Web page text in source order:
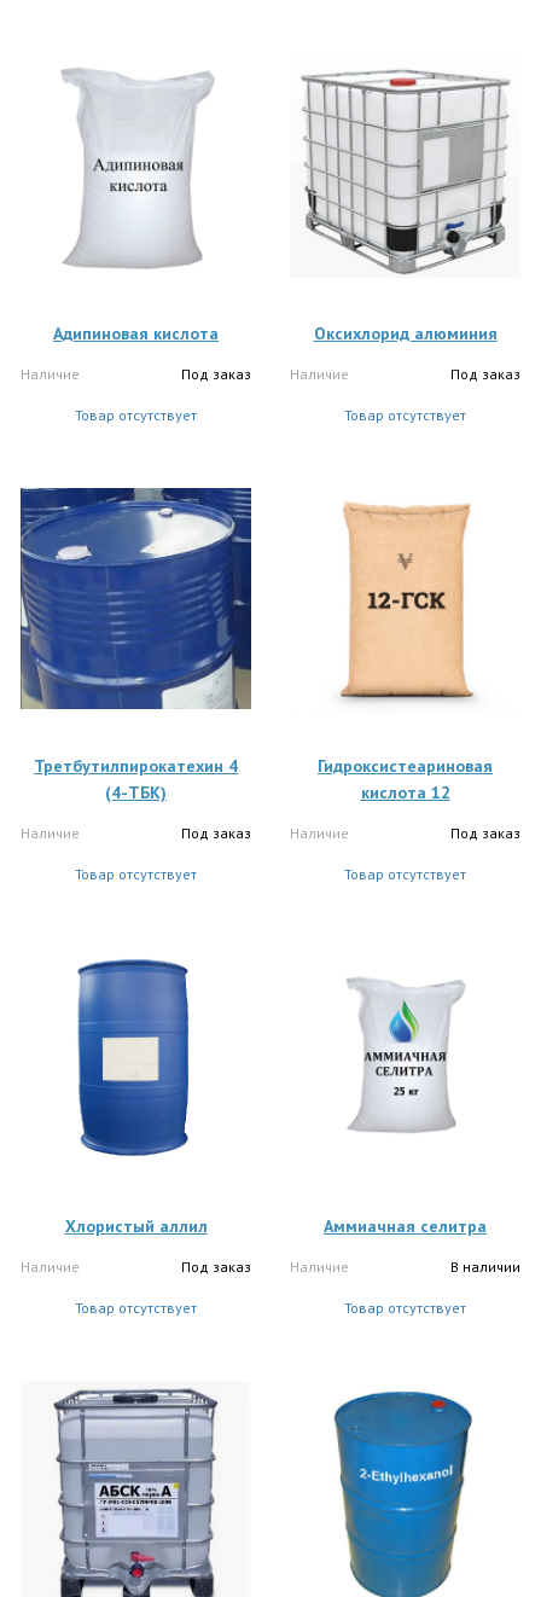
Адипиновая кислота
Наличие Под заказ
Товар отсутствует
Оксихлорид алюминия
Наличие Под заказ
Товар отсутствует
Третбутилпирокатехин 4
(4-ТБК)
Наличие Под заказ
Товар отсутствует
Гидроксистеариновая
кислота 12
Наличие Под заказ
Товар отсутствует
Хлористый аллил
Наличие Под заказ
Товар отсутствует
Аммиачная селитра
Наличие В наличии
Товар отсутствует